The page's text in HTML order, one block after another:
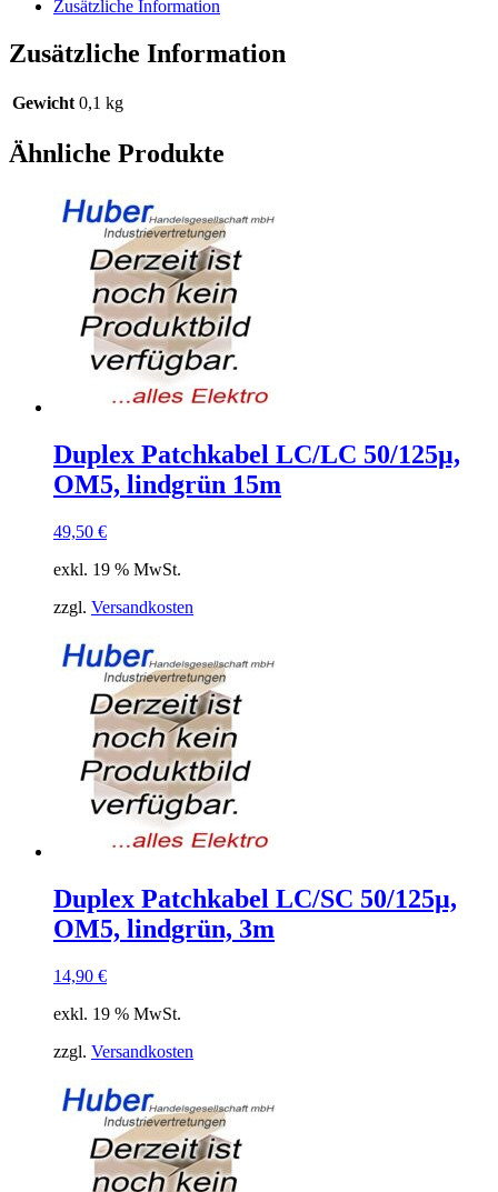
Zusätzliche Information
Zusätzliche Information
Gewicht 0,1 kg
Ähnliche Produkte
Duplex Patchkabel LC/LC 50/125µ,
OM5, lindgrün 15m
49,50 €
exkl. 19 % MwSt.
zzgl. Versandkosten
Duplex Patchkabel LC/SC 50/125µ,
OM5, lindgrün, 3m
14,90 €
exkl. 19 % MwSt.
zzgl. Versandkosten